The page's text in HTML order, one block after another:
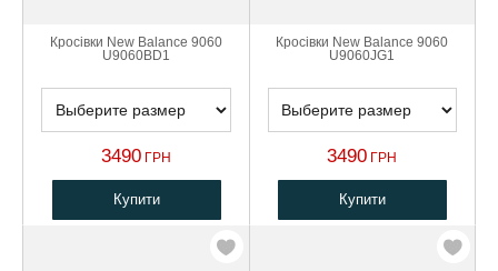
Кросівки New Balance 9060
U9060BD1
3490 ГРН
Купити
Кросівки New Balance 9060
U9060JG1
3490 ГРН
Купити